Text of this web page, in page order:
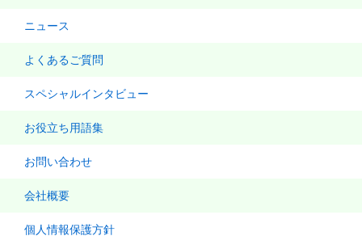
ニュース
よくあるご質問
スペシャルインタビュー
お役立ち用語集
お問い合わせ
会社概要
個人情報保護方針